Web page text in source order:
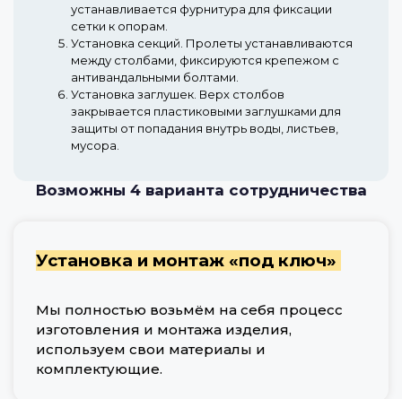
устанавливается фурнитура для фиксации
сетки к опорам.
Установка секций. Пролеты устанавливаются
между столбами, фиксируются крепежом с
антивандальными болтами.
Установка заглушек. Верх столбов
закрывается пластиковыми заглушками для
защиты от попадания внутрь воды, листьев,
мусора.
Возможны 4 варианта сотрудничества
Установка и монтаж «под ключ»
Мы полностью возьмём на себя процесс
изготовления и монтажа изделия,
используем свои материалы и
комплектующие.